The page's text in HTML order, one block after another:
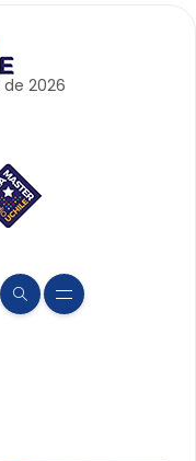
de 2026